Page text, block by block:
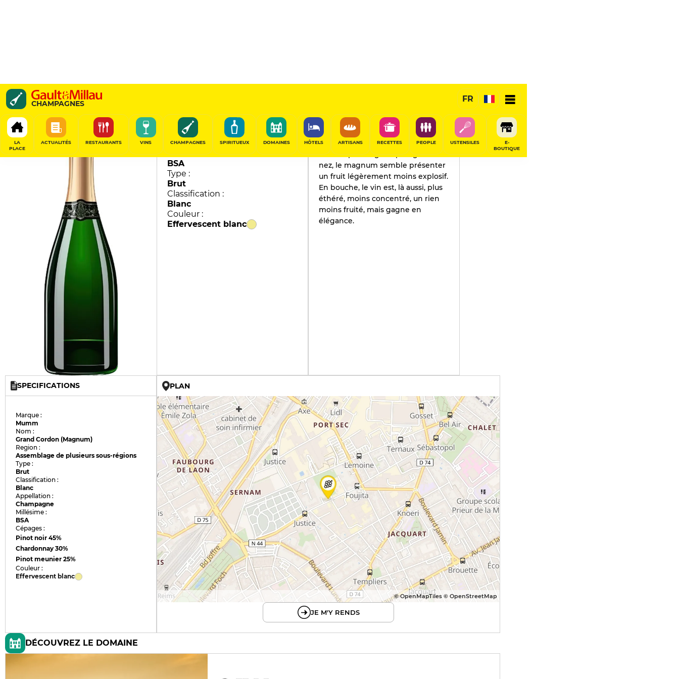
CHAMPAGNES
FR
LA
PLACE
ACTUALITÉS RESTAURANTS VINS CHAMPAGNES SPIRITUEUX DOMAINES HÔTELS ARTISANS RECETTES PEOPLE USTENSILES
E-
BOUTIQUE
Grand Cordon (Magnum)
Mumm
PARTAGER
88/100
Champagne
Millésime :
BSA
Type :
Brut
Classification :
Blanc
Couleur :
Effervescent blanc
L'AVIS DE GAULT&MILLAU
2021
Un rien plus large et plus grillé au
nez, le magnum semble présenter
un fruit légèrement moins explosif.
En bouche, le vin est, là aussi, plus
éthéré, moins concentré, un rien
moins fruité, mais gagne en
élégance.
SPECIFICATIONS
Marque :
Mumm
Nom :
Grand Cordon (Magnum)
Region :
Assemblage de plusieurs sous-régions
Type :
Brut
Classification :
Blanc
Appellation :
Champagne
Millésime :
BSA
Cépages :
Pinot noir45%
Chardonnay30%
Pinot meunier25%
Couleur :
Effervescent blanc
PLAN
© OpenMapTiles © OpenStreetMap
JE M'Y RENDS
DÉCOUVREZ LE DOMAINE